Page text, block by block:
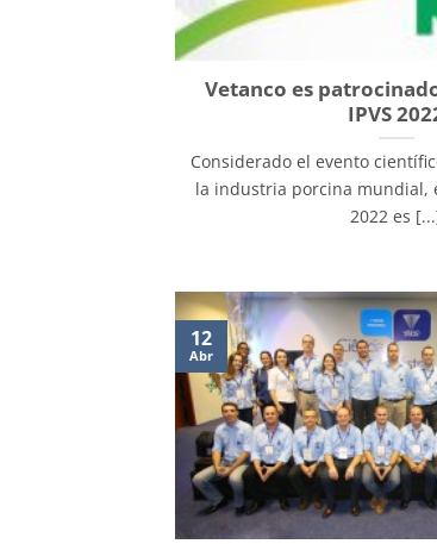
Vetanco es
IPVS
Considerado el evento
la industria porcina mundial,
2022 es
12
Abr